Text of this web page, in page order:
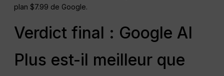
plan $7.99 de Google.
Verdict final : Google AI
Plus est-il meilleur que